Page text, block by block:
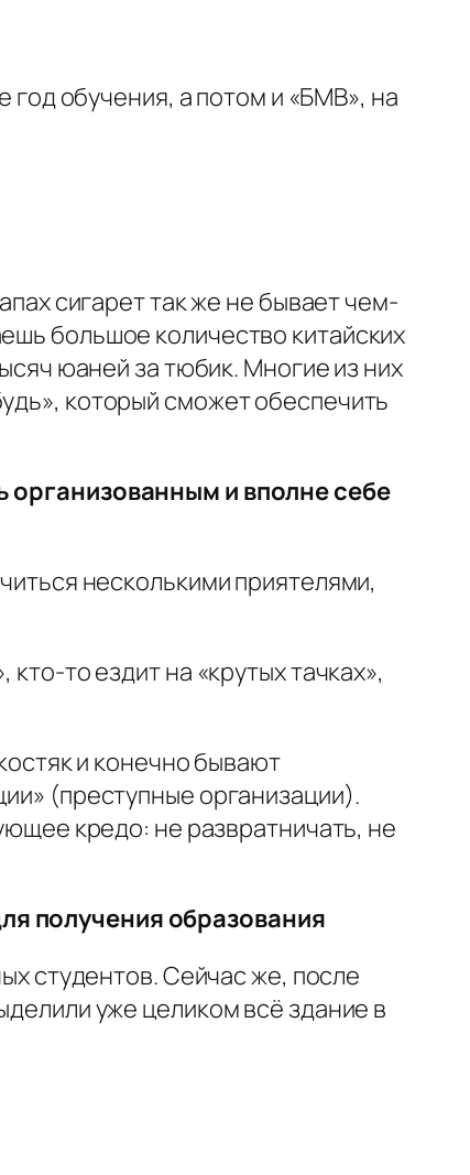
год обучения, а потом и «БМВ», на
сигарет так же не бывает чем-
большое количество китайских
юаней за тюбик. Многие из них
который сможет обеспечить
организованным и вполне себе
несколькими приятелями,
то ездит на «крутых тачках»,
и конечно бывают
(преступные организации).
кредо: не развратничать, не
получения образования
студентов. Сейчас же, после
уже целиком всё здание в